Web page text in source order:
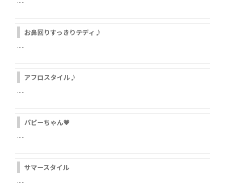
お鼻回りすっきりテディ♪
.....
アフロスタイル♪
.....
パピーちゃん💗
.....
サマースタイル
.....